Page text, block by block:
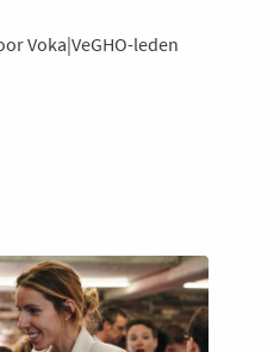
Voka|VeGHO-leden